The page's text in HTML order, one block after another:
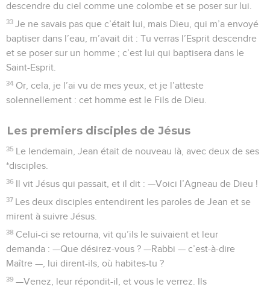
descendre du ciel comme une colombe et se poser sur lui.
33 Je ne savais pas que c’était lui, mais Dieu, qui m’a envoyé
baptiser dans l’eau, m’avait dit : Tu verras l’Esprit descendre
et se poser sur un homme ; c’est lui qui baptisera dans le
Saint-Esprit.
34 Or, cela, je l’ai vu de mes yeux, et je l’atteste
solennellement : cet homme est le Fils de Dieu.
Les premiers disciples de Jésus
35 Le lendemain, Jean était de nouveau là, avec deux de ses
*disciples.
36 Il vit Jésus qui passait, et il dit : —Voici l’Agneau de Dieu !
37 Les deux disciples entendirent les paroles de Jean et se
mirent à suivre Jésus.
38 Celui-ci se retourna, vit qu’ils le suivaient et leur
demanda : —Que désirez-vous ? —Rabbi — c’est-à-dire
Maître —, lui dirent-ils, où habites-tu ?
39 —Venez, leur répondit-il, et vous le verrez. Ils